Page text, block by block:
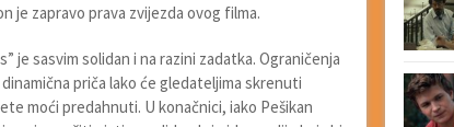
je zapravo prava zvijezda ovog filma.
je sasvim solidan i na razini zadatka. Ograničenja
priča lako će gledateljima skrenuti
moći predahnuti. U konačnici, iako Pešikan